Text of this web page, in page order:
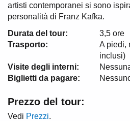
artisti contemporanei si sono
personalità di Franz Kafka.
Durata del tour:
3,5 ore
Trasporto:
A piedi,
inclusi)
Visite degli interni:
Biglietti da pagare:
Prezzo del tour:
Vedi Prezzi.